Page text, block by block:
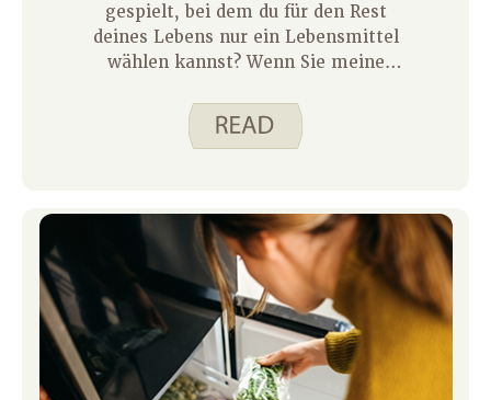
gespielt, bei dem du für den Rest
deines Lebens nur ein Lebensmittel
wählen kannst? Wenn Sie meine
Lieblingsessen wäre, könnte ich
garantieren, dass ihre Antwort Eis sein
einer der ersten (und einzigen!) Dinge,
die meine Tochter einfügt.